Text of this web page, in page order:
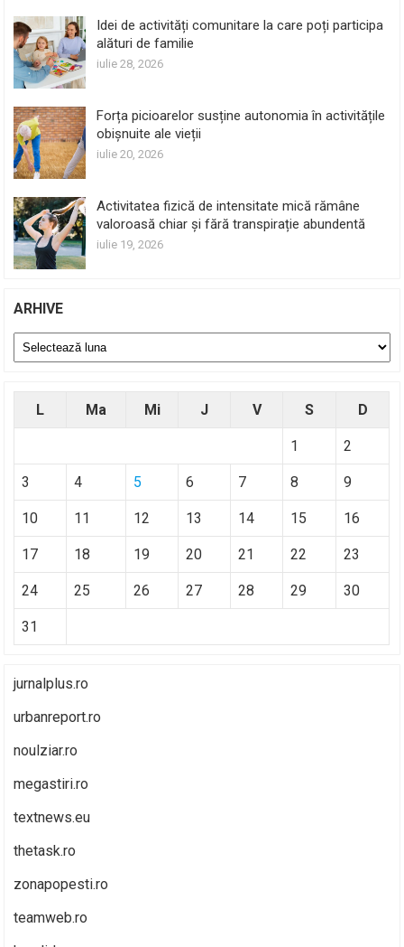
Idei de activități comunitare la care poți participa
alături de familie
iulie 28, 2026
Forța picioarelor susține autonomia în activitățile
obișnuite ale vieții
iulie 20, 2026
Activitatea fizică de intensitate mică rămâne
valoroasă chiar și fără transpirație abundentă
iulie 19, 2026
ARHIVE
Arhive
L Ma Mi J V S D
1 2
3 4 5 6 7 8 9
10 11 12 13 14 15 16
17 18 19 20 21 22 23
24 25 26 27 28 29 30
31
jurnalplus.ro
urbanreport.ro
noulziar.ro
megastiri.ro
textnews.eu
thetask.ro
zonapopesti.ro
teamweb.ro